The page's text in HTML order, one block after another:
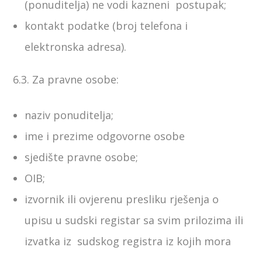
(ponuditelja) ne vodi kazneni postupak;
kontakt podatke (broj telefona i
elektronska adresa).
6.3. Za pravne osobe:
naziv ponuditelja;
ime i prezime odgovorne osobe
sjedište pravne osobe;
OIB;
izvornik ili ovjerenu presliku rješenja o
upisu u sudski registar sa svim prilozima ili
izvatka iz sudskog registra iz kojih mora